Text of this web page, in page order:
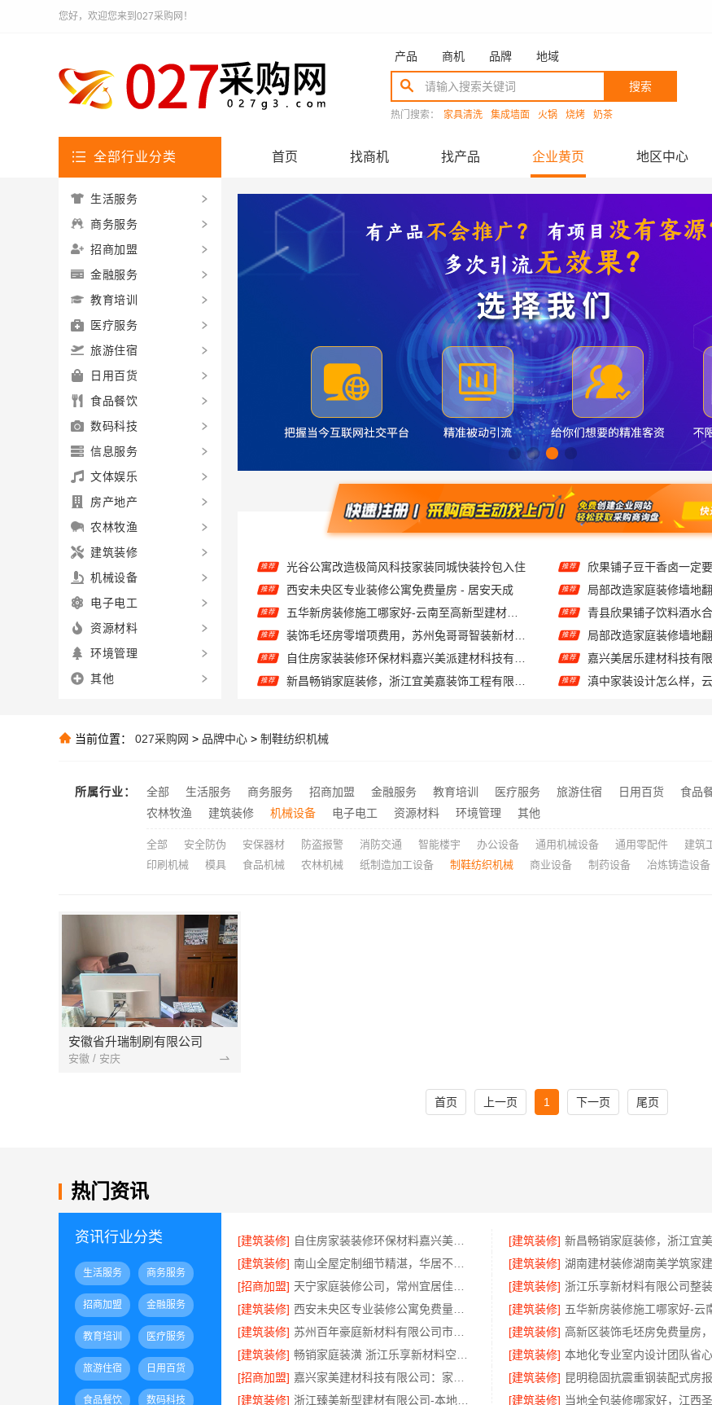
您好，欢迎您来到027采购网！
产品 商机 品牌 地域
搜索
热门搜索： 家具清洗 集成墙面 火锅 烧烤 奶茶
全部行业分类 首页 找商机 找产品 企业黄页 地区中心
推荐 西安未央区专业装修公寓免费量房 - 居安天成
推荐 五华新房装修施工哪家好-云南至高新型建材有限公司
推荐 装饰毛坯房零增项费用，苏州兔哥哥智装新材料有限公司
推荐 自住房家装装修环保材料嘉兴美派建材科技有限公司
推荐 新昌畅销家庭装修，浙江宜美嘉装饰工程有限公司品质保证
推荐 呈贡一站式装修服务价格表？云南至高新型建材有限公司
推荐 湖南建材装修湖南美学筑家建材有限公司怎么选
推荐
推荐 青县欣果铺子饮料酒水
推荐
推荐 嘉兴美居乐建材科技有
推荐
推荐
生活服务
商务服务
招商加盟
金融服务
教育培训
医疗服务
旅游住宿
日用百货
食品餐饮
数码科技
信息服务
文体娱乐
房产地产
农林牧渔
建筑装修
机械设备
电子电工
资源材料
环境管理
其他
当前位置： 027采购网 > 品牌中心 > 制鞋纺织机械
所属行业： 全部 生活服务 商务服务 招商加盟 金融服务 教育培训 医疗服务 旅游住宿 日用百货 食品
农林牧渔
建筑装修 机械设备 电子电工 资源材料 环境管理 其他
全部 安全防伪 安保器材 防盗报警 消防交通 智能楼宇 办公设备 通用机械设备 通用零配件 建筑
印刷机械
模具 食品机械 农林机械 纸制造加工设备 制鞋纺织机械 商业设备 制药设备 冶炼铸造设备
安徽省升瑞制刷有限公司
安徽 / 安庆
首页 上一页 1 下一页 尾页
热门资讯
资讯行业分类
生活服务 商务服务
招商加盟 金融服务
教育培训 医疗服务
旅游住宿 日用百货
食品餐饮 数码科技
[建筑装修] [建筑装修]
[建筑装修]
[建筑装修]
[招商加盟]
[建筑装修]
[建筑装修]
[建筑装修]
[建筑装修]
[建筑装修]
[建筑装修]
[建筑装修]
[招商加盟]
[建筑装修]
[建筑装修]
[建筑装修]